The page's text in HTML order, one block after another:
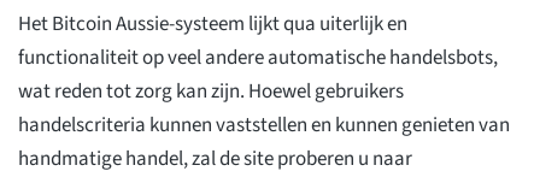
Het Bitcoin Aussie-systeem lijkt qua uiterlijk en
functionaliteit op veel andere automatische handelsbots,
wat reden tot zorg kan zijn. Hoewel gebruikers
handelscriteria kunnen vaststellen en kunnen genieten van
handmatige handel, zal de site proberen u naar